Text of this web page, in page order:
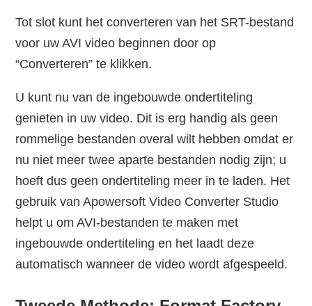
Tot slot kunt het converteren van het SRT-bestand
voor uw AVI video beginnen door op
“Converteren” te klikken.
U kunt nu van de ingebouwde ondertiteling
genieten in uw video. Dit is erg handig als geen
rommelige bestanden overal wilt hebben omdat er
nu niet meer twee aparte bestanden nodig zijn; u
hoeft dus geen ondertiteling meer in te laden. Het
gebruik van Apowersoft Video Converter Studio
helpt u om AVI-bestanden te maken met
ingebouwde ondertiteling en het laadt deze
automatisch wanneer de video wordt afgespeeld.